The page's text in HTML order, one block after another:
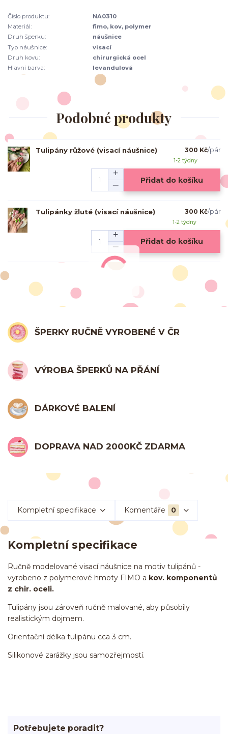
Číslo produktu:
NA0310
Materiál:
fimo, kov, polymer
Druh šperku:
náušnice
Typ náušnice:
visací
Druh kovu:
chirurgická ocel
Hlavní barva:
levandulová
Podobné produkty
Tulipány růžové (visací náušnice) 300 Kč/pár
1-2 týdny
Přidat do košíku
Tulipánky žluté (visací náušnice) 300 Kč/pár
1-2 týdny
Přidat do košíku
ŠPERKY RUČNĚ VYROBENÉ V ČR
VÝROBA ŠPERKŮ NA PŘÁNÍ
DÁRKOVÉ BALENÍ
DOPRAVA NAD 2000KČ ZDARMA
Kompletní specifikace Komentáře 0
Kompletní specifikace
Ručně modelované visací náušnice na motiv tulipánů -
vyrobeno z polymerové hmoty FIMO a kov. komponentů
z chir. oceli.
Tulipány jsou zároveň ručně malované, aby působily
realistickým dojmem.
Orientační délka tulipánu cca 3 cm.
Silikonové zarážky jsou samozřejmostí.
Potřebujete poradit?